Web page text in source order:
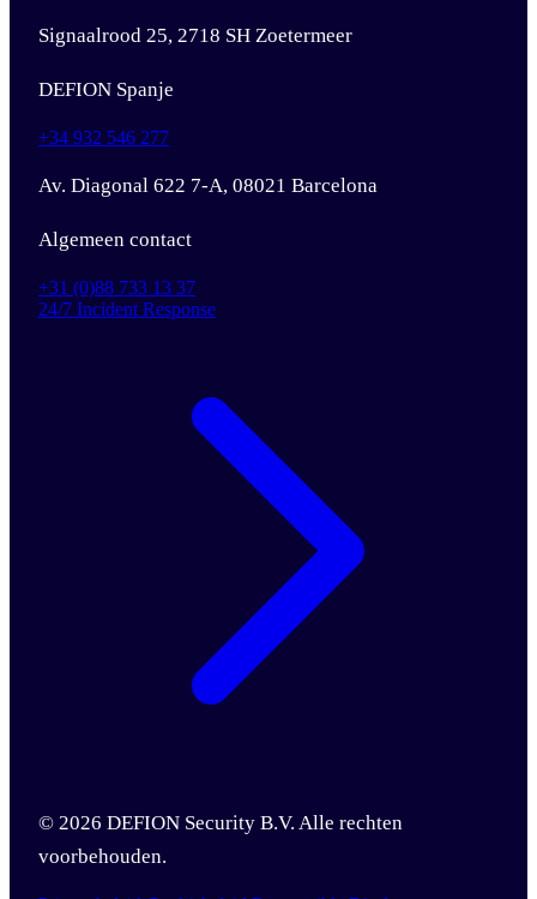
Signaalrood 25, 2718 SH Zoetermeer
DEFION Spanje
+34 932 546 277
Av. Diagonal 622 7-A, 08021 Barcelona
Algemeen contact
+31 (0)88 733 13 37
24/7 Incident Response
© 2026 DEFION Security B.V. Alle rechten
voorbehouden.